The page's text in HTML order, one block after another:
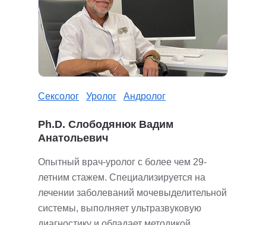
Сексолог Уролог Андролог
Ph.D. Слободянюк Вадим
Анатольевич
Опытный врач-уролог с более чем 29-
летним стажем. Специализируется на
лечении заболеваний мочевыделительной
системы, выполняет ультразвуковую